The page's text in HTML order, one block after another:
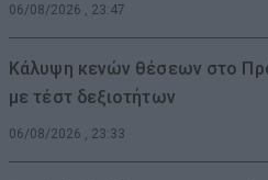
06/08/2026 , 23:47
Κάλυψη κενών θέσεων στο
με τέστ δεξιοτήτων
06/08/2026 , 23:33